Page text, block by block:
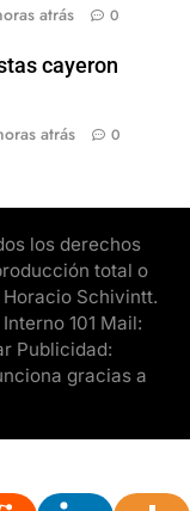
atrás 0
cayeron
atrás 0
los derechos
total o
Schivintt.
101 Mail:
Publicidad:
gracias a